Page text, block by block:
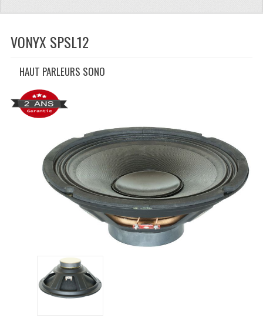
Recevoir Nos Promotions
CATÉGORIES
Sonorisation
Accessoires Pieds Cellules Diamants
Accessoires Enceintes
Accessoires Micro, Pieds De Régie
Cellule (s)
VONYX SPSL12
HAUT PARLEURS SONO